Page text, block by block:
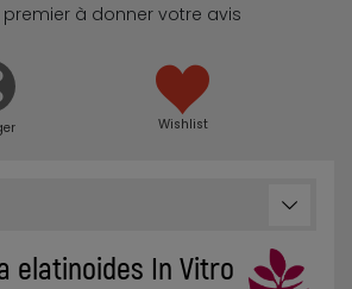
premier à donner votre avis
Wishlist
elatinoides In Vitro